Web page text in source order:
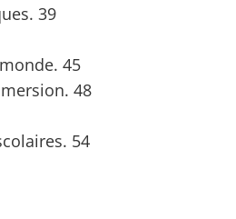
39
45
48
54